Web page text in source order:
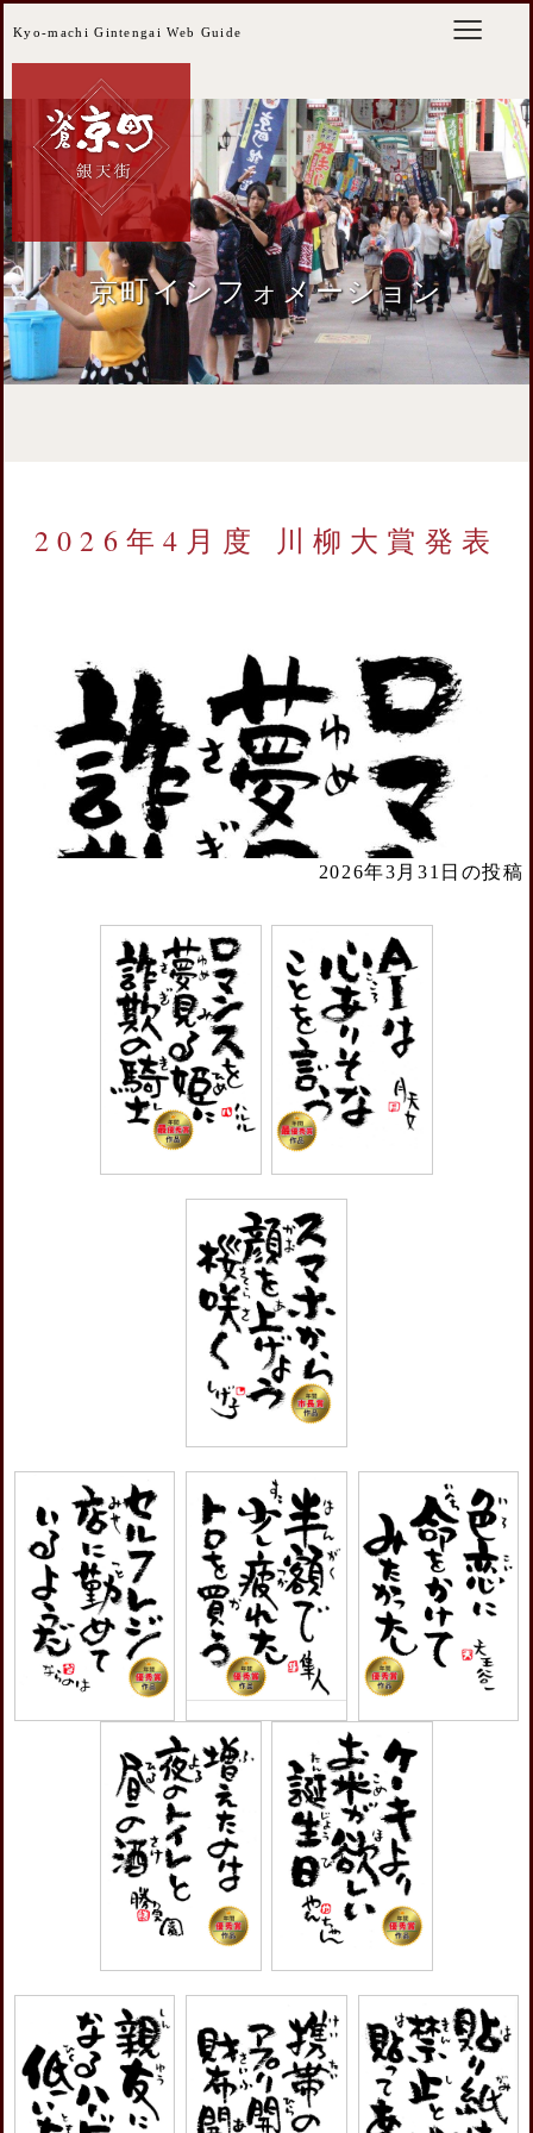
Kyo-machi Gintengai Web Guide
京町インフォメーション
2026年4月度 川柳大賞発表
2026年3月31日の投稿